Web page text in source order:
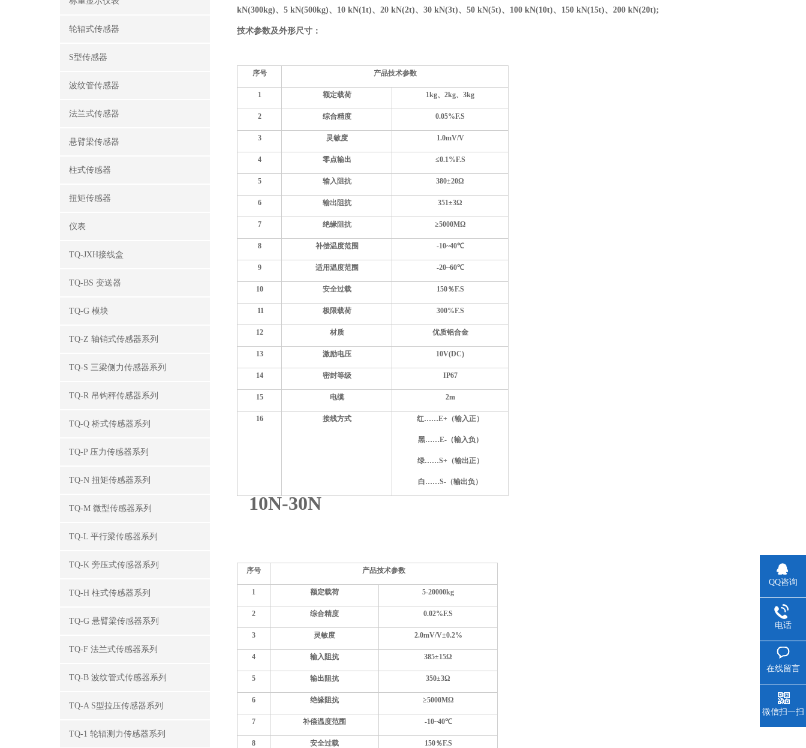
轮辐式传感器
S型传感器
波纹管传感器
法兰式传感器
悬臂梁传感器
柱式传感器
扭矩传感器
仪表
TQ-JXH接线盒
TQ-BS 变送器
TQ-G 模块
TQ-Z 轴销式传感器系列
TQ-S 三梁侧力传感器系列
TQ-R 吊钩秤传感器系列
TQ-Q 桥式传感器系列
TQ-P 压力传感器系列
TQ-N 扭矩传感器系列
TQ-M 微型传感器系列
TQ-L 平行梁传感器系列
TQ-K 旁压式传感器系列
TQ-H 柱式传感器系列
TQ-G 悬臂梁传感器系列
TQ-F 法兰式传感器系列
TQ-B 波纹管式传感器系列
TQ-A S型拉压传感器系列
TQ-1 轮辐测力传感器系列
kN(300kg)、5 kN(500kg)、10 kN(1t)、20 kN(2t)、30 kN(3t)、50 kN(5t)、100 kN(10t)、150 kN(15t)、200 kN(20t);
技术参数及外形尺寸：
序号 产品技术参数
1 额定载荷 1kg、2kg、3kg
2 综合精度 0.05%F.S
3 灵敏度 1.0mV/V
4 零点输出 ≤0.1%F.S
5 输入阻抗 380±20Ω
6 输出阻抗 351±3Ω
7 绝缘阻抗 ≥5000MΩ
8 补偿温度范围 -10~40℃
9 适用温度范围 -20~60℃
10 安全过载 150％F.S
11 极限载荷 300%F.S
12 材质 优质铝合金
13 激励电压 10V(DC)
14 密封等级 IP67
15 电缆 2m
16 接线方式 红……E+（输入正）
黑……E-（输入负）
绿……S+（输出正）
白……S-（输出负）
10N-30N
序号 产品技术参数
1 额定载荷 5-20000kg
2 综合精度 0.02%F.S
3 灵敏度 2.0mV/V±0.2%
4 输入阻抗 385±15Ω
5 输出阻抗 350±3Ω
6 绝缘阻抗 ≥5000MΩ
7 补偿温度范围 -10~40℃
8 安全过载 150％F.S
QQ咨询
电话
在线留言
微信扫一扫